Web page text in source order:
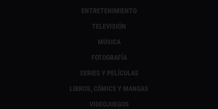
ENTRETENIMIENTO
TELEVISIÓN
MÚSICA
FOTOGRAFÍA
SERIES Y PELÍCULAS
LIBROS, CÓMICS Y MANGAS
VIDEOJUEGOS